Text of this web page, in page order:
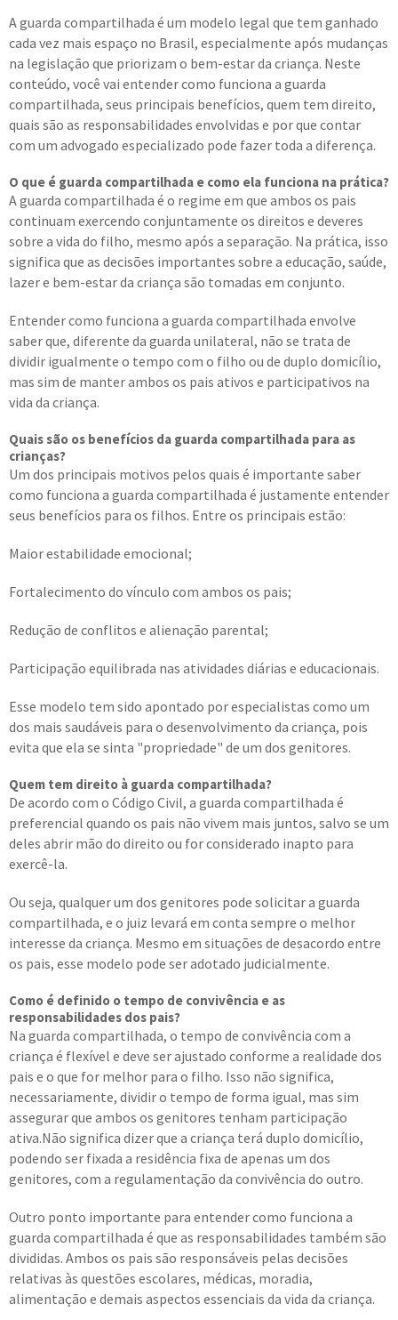
A guarda compartilhada é um modelo legal que tem ganhado
cada vez mais espaço no Brasil, especialmente após mudanças
na legislação que priorizam o bem-estar da criança. Neste
conteúdo, você vai entender como funciona a guarda
compartilhada, seus principais benefícios, quem tem direito,
quais são as responsabilidades envolvidas e por que contar
com um advogado especializado pode fazer toda a diferença.
O que é guarda compartilhada e como ela funciona na prática?
A guarda compartilhada é o regime em que ambos os pais
continuam exercendo conjuntamente os direitos e deveres
sobre a vida do filho, mesmo após a separação. Na prática, isso
significa que as decisões importantes sobre a educação, saúde,
lazer e bem-estar da criança são tomadas em conjunto.
Entender como funciona a guarda compartilhada envolve
saber que, diferente da guarda unilateral, não se trata de
dividir igualmente o tempo com o filho ou de duplo domicílio,
mas sim de manter ambos os pais ativos e participativos na
vida da criança.
Quais são os benefícios da guarda compartilhada para as
crianças?
Um dos principais motivos pelos quais é importante saber
como funciona a guarda compartilhada é justamente entender
seus benefícios para os filhos. Entre os principais estão:
Maior estabilidade emocional;
Fortalecimento do vínculo com ambos os pais;
Redução de conflitos e alienação parental;
Participação equilibrada nas atividades diárias e educacionais.
Esse modelo tem sido apontado por especialistas como um
dos mais saudáveis para o desenvolvimento da criança, pois
evita que ela se sinta "propriedade" de um dos genitores.
Quem tem direito à guarda compartilhada?
De acordo com o Código Civil, a guarda compartilhada é
preferencial quando os pais não vivem mais juntos, salvo se um
deles abrir mão do direito ou for considerado inapto para
exercê-la.
Ou seja, qualquer um dos genitores pode solicitar a guarda
compartilhada, e o juiz levará em conta sempre o melhor
interesse da criança. Mesmo em situações de desacordo entre
os pais, esse modelo pode ser adotado judicialmente.
Como é definido o tempo de convivência e as
responsabilidades dos pais?
Na guarda compartilhada, o tempo de convivência com a
criança é flexível e deve ser ajustado conforme a realidade dos
pais e o que for melhor para o filho. Isso não significa,
necessariamente, dividir o tempo de forma igual, mas sim
assegurar que ambos os genitores tenham participação
ativa.Não significa dizer que a criança terá duplo domicílio,
podendo ser fixada a residência fixa de apenas um dos
genitores, com a regulamentação da convivência do outro.
Outro ponto importante para entender como funciona a
guarda compartilhada é que as responsabilidades também são
divididas. Ambos os pais são responsáveis pelas decisões
relativas às questões escolares, médicas, moradia,
alimentação e demais aspectos essenciais da vida da criança.